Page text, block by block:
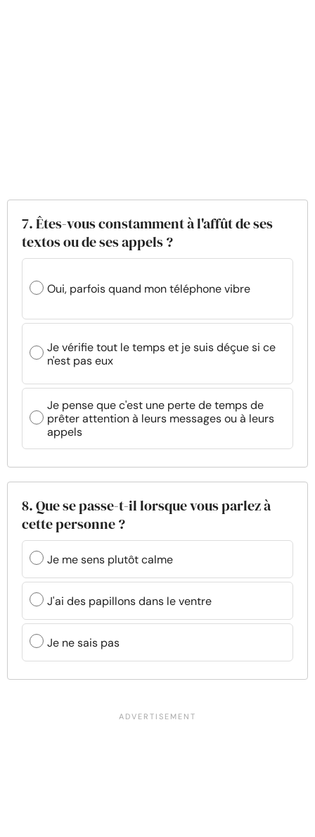
7. Êtes-vous constamment à l'affût de ses
textos ou de ses appels ?
Oui, parfois quand mon téléphone vibre
Je vérifie tout le temps et je suis déçue si ce
n'est pas eux
Je pense que c'est une perte de temps de
prêter attention à leurs messages ou à leurs
appels
8. Que se passe-t-il lorsque vous parlez à
cette personne ?
Je me sens plutôt calme
J'ai des papillons dans le ventre
Je ne sais pas